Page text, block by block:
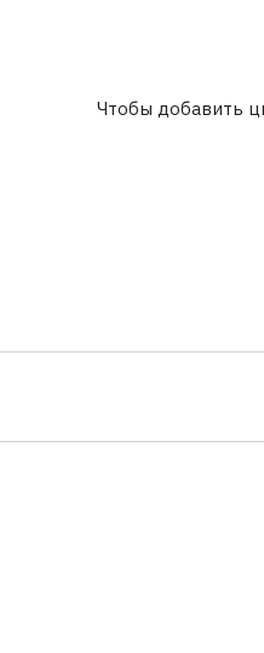
Чтобы добавить